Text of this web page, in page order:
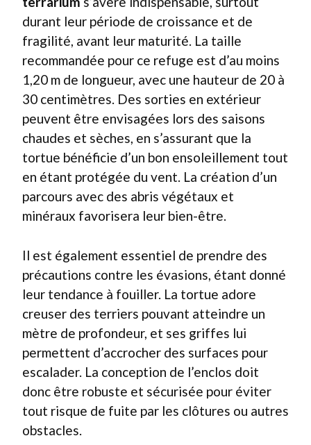
durant leur période de croissance et de
fragilité, avant leur maturité. La taille
recommandée pour ce refuge est d’au moins
1,20 m de longueur, avec une hauteur de 20 à
30 centimètres. Des sorties en extérieur
peuvent être envisagées lors des saisons
chaudes et sèches, en s’assurant que la
tortue bénéficie d’un bon ensoleillement tout
en étant protégée du vent. La création d’un
parcours avec des abris végétaux et
minéraux favorisera leur bien-être.
Il est également essentiel de prendre des
précautions contre les évasions, étant donné
leur tendance à fouiller. La tortue adore
creuser des terriers pouvant atteindre un
mètre de profondeur, et ses griffes lui
permettent d’accrocher des surfaces pour
escalader. La conception de l’enclos doit
donc être robuste et sécurisée pour éviter
tout risque de fuite par les clôtures ou autres
obstacles.